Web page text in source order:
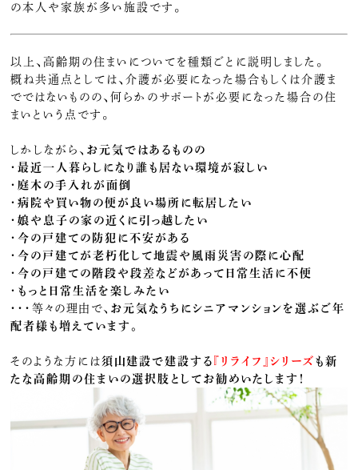
の本人や家族が多い施設です。
以上、高齢期の住まいについてを種類ごとに説明しました。
概ね共通点としては、介護が必要になった場合もしくは介護ま
でではないものの、何らかのサポートが必要になった場合の住
まいという点です。
しかしながら、 お元気ではあるものの
・最近一人暮らしになり誰も居ない環境が寂しい
・庭木の手入れが面倒
・病院や買い物の便が良い場所に転居したい
・娘や息子の家の近くに引っ越したい
・今の戸建ての防犯に不安がある
・今の戸建てが老朽化して地震や風雨災害の際に心配
・今の戸建ての階段や段差などがあって日常生活に不便
・もっと日常生活を楽しみたい
・・・等々の理由で、 お元気なうちにシニアマンションを選ぶご年
配者様も増えています。
そのような方には須山建設で建設する 『リライフ』シリーズ も新
たな高齢期の住まいの選択肢としてお勧めいたします！